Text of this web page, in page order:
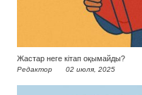
Жастар неге кітап оқымайды?
Редактор 02 июля, 2025